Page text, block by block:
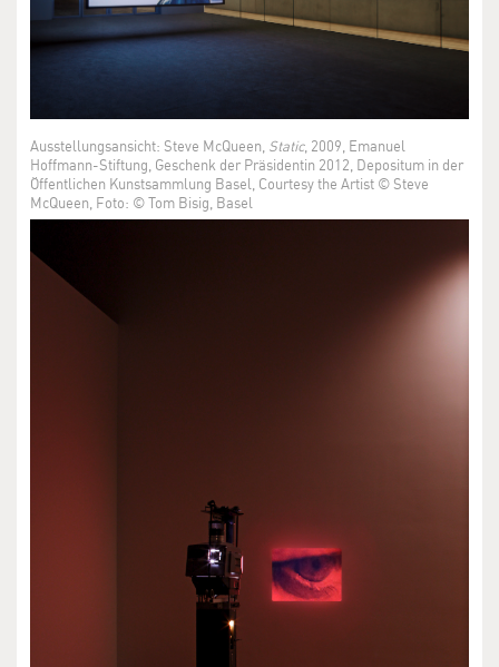
Ausstellungsansicht: Steve McQueen, Static, 2009, Emanuel
Hoffmann-Stiftung, Geschenk der Präsidentin 2012, Depositum in der
Öffentlichen Kunstsammlung Basel, Courtesy the Artist © Steve
McQueen, Foto: © Tom Bisig, Basel